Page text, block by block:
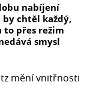
nabíjení
chtěl každý,
to přes režim
smysl